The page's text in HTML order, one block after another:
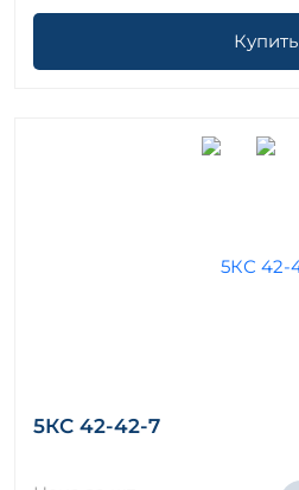
Купить
5КС 42-42-7